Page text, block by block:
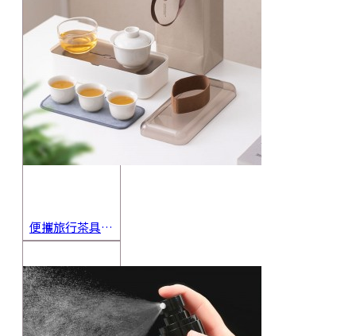
便攜旅行茶具組 茶杯 茶壺 陶瓷杯 泡茶組 茶具套裝 伴手禮 禮盒 禮品